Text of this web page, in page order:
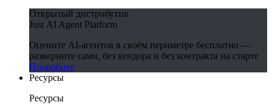
Открытый дистрибутив
Just AI Agent Platform
Оцените AI-агентов в своём периметре бесплатно —
разверните сами, без вендора и без контракта на старте
Подробнее
Ресурсы
Ресурсы